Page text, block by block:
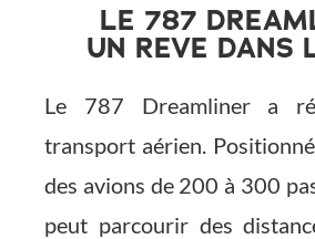
LE 787
UN REVE DANS
Le 787 Dreamliner a
transport aérien.
des avions de 200 à 300
peut parcourir des